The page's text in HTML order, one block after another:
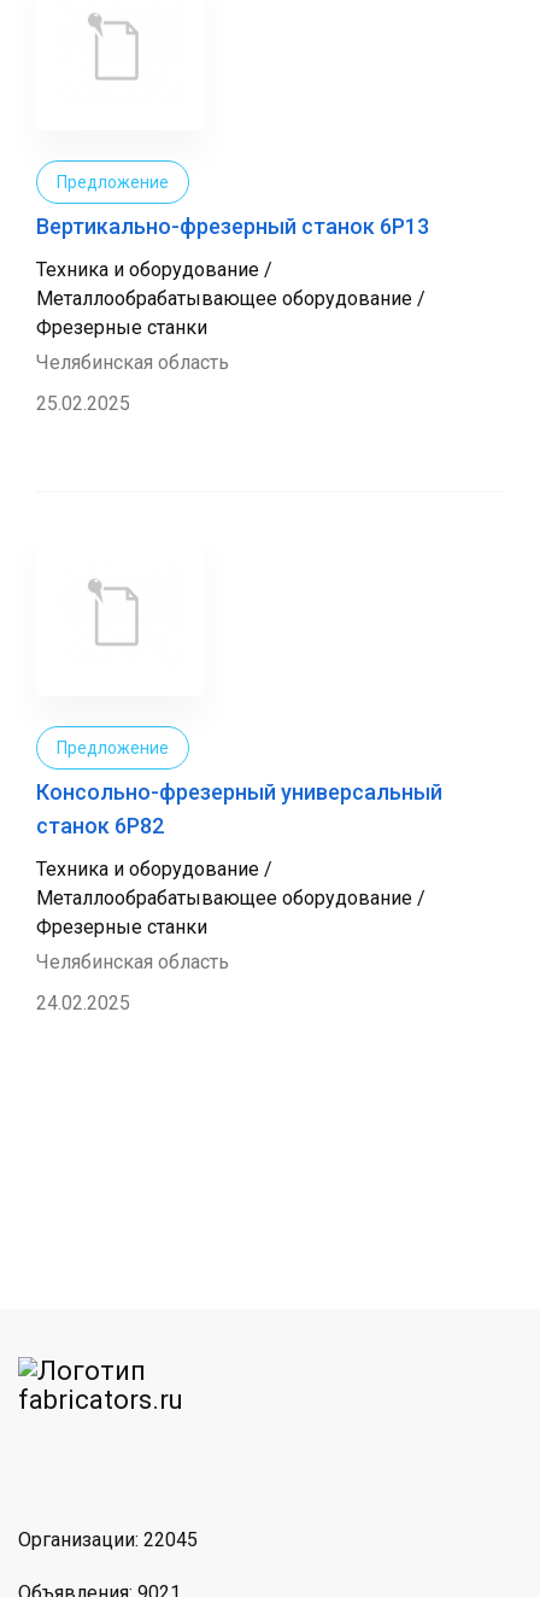
Предложение
Вертикально-фрезерный станок 6Р13
Техника и оборудование /
Металлообрабатывающее оборудование /
Фрезерные станки
Челябинская область
25.02.2025
Предложение
Консольно-фрезерный универсальный
станок 6Р82
Техника и оборудование /
Металлообрабатывающее оборудование /
Фрезерные станки
Челябинская область
24.02.2025
Организации: 22045